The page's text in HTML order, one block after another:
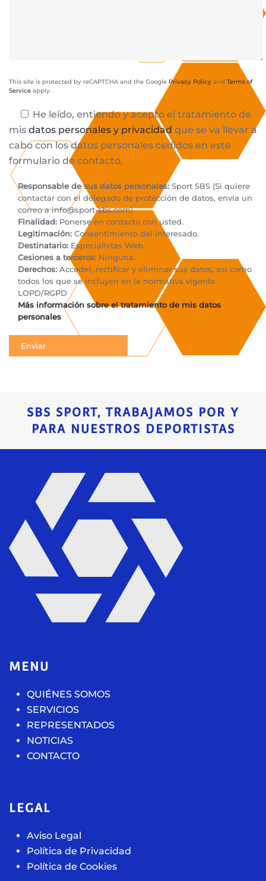
This site is protected by reCAPTCHA and the Google Privacy Policy and Terms of
Service apply.
He leído, entiendo y acepto el tratamiento de
mis datos personales y privacidad que se va llevar a
cabo con los datos personales cedidos en este
formulario de contacto.
Responsable de sus datos personales: Sport SBS (Si quiere
contactar con el delegado de protección de datos, envía un
correo ainfo@sport-sbs.com)
Finalidad: Ponerse en contacto con usted.
Legitimación: Consentimiento del interesado.
Destinatario: Especialistas Web.
Cesiones a terceros: Ninguna.
Derechos: Acceder, rectificar y eliminar sus datos, así como
todos los que se incluyen en la normativa vigente.
LOPD/RGPD
Más información sobre el tratamiento de mis datos
personales
SBS SPORT, TRABAJAMOS POR Y
PARA NUESTROS DEPORTISTAS
MENU
QUIÉNES SOMOS
SERVICIOS
REPRESENTADOS
NOTICIAS
CONTACTO
LEGAL
Aviso Legal
Política de Privacidad
Política de Cookies